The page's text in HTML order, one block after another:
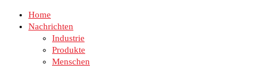
Home
Nachrichten
Industrie
Produkte
Menschen